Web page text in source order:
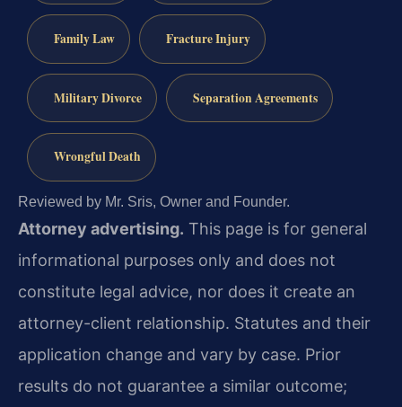
Family Law Fracture Injury
Military Divorce Separation Agreements
Wrongful Death
Reviewed by Mr. Sris, Owner and Founder.
Attorney advertising. This page is for general
informational purposes only and does not
constitute legal advice, nor does it create an
attorney-client relationship. Statutes and their
application change and vary by case. Prior
results do not guarantee a similar outcome;